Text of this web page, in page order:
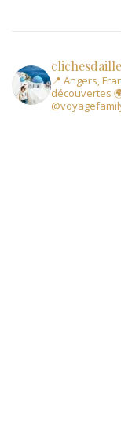
📍 Angers,
découvertes